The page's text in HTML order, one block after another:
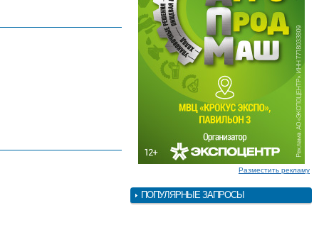
Разместить рекламу
ПОПУЛЯРНЫЕ ЗАПРОСЫ